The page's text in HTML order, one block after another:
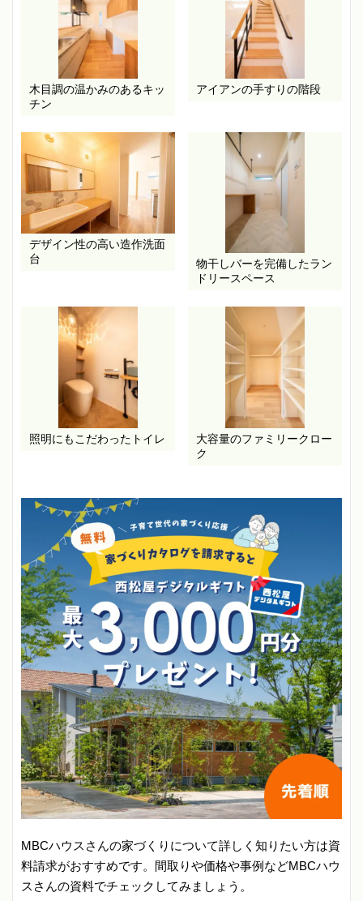
木目調の温かみのあるキッ
チン
アイアンの手すりの階段
デザイン性の高い造作洗面
台
物干しバーを完備したラン
ドリースペース
照明にもこだわったトイレ
大容量のファミリークロー
ク
MBCハウスさんの家づくりについて詳しく知りたい方は資
料請求がおすすめです。間取りや価格や事例などMBCハウ
スさんの資料でチェックしてみましょう。